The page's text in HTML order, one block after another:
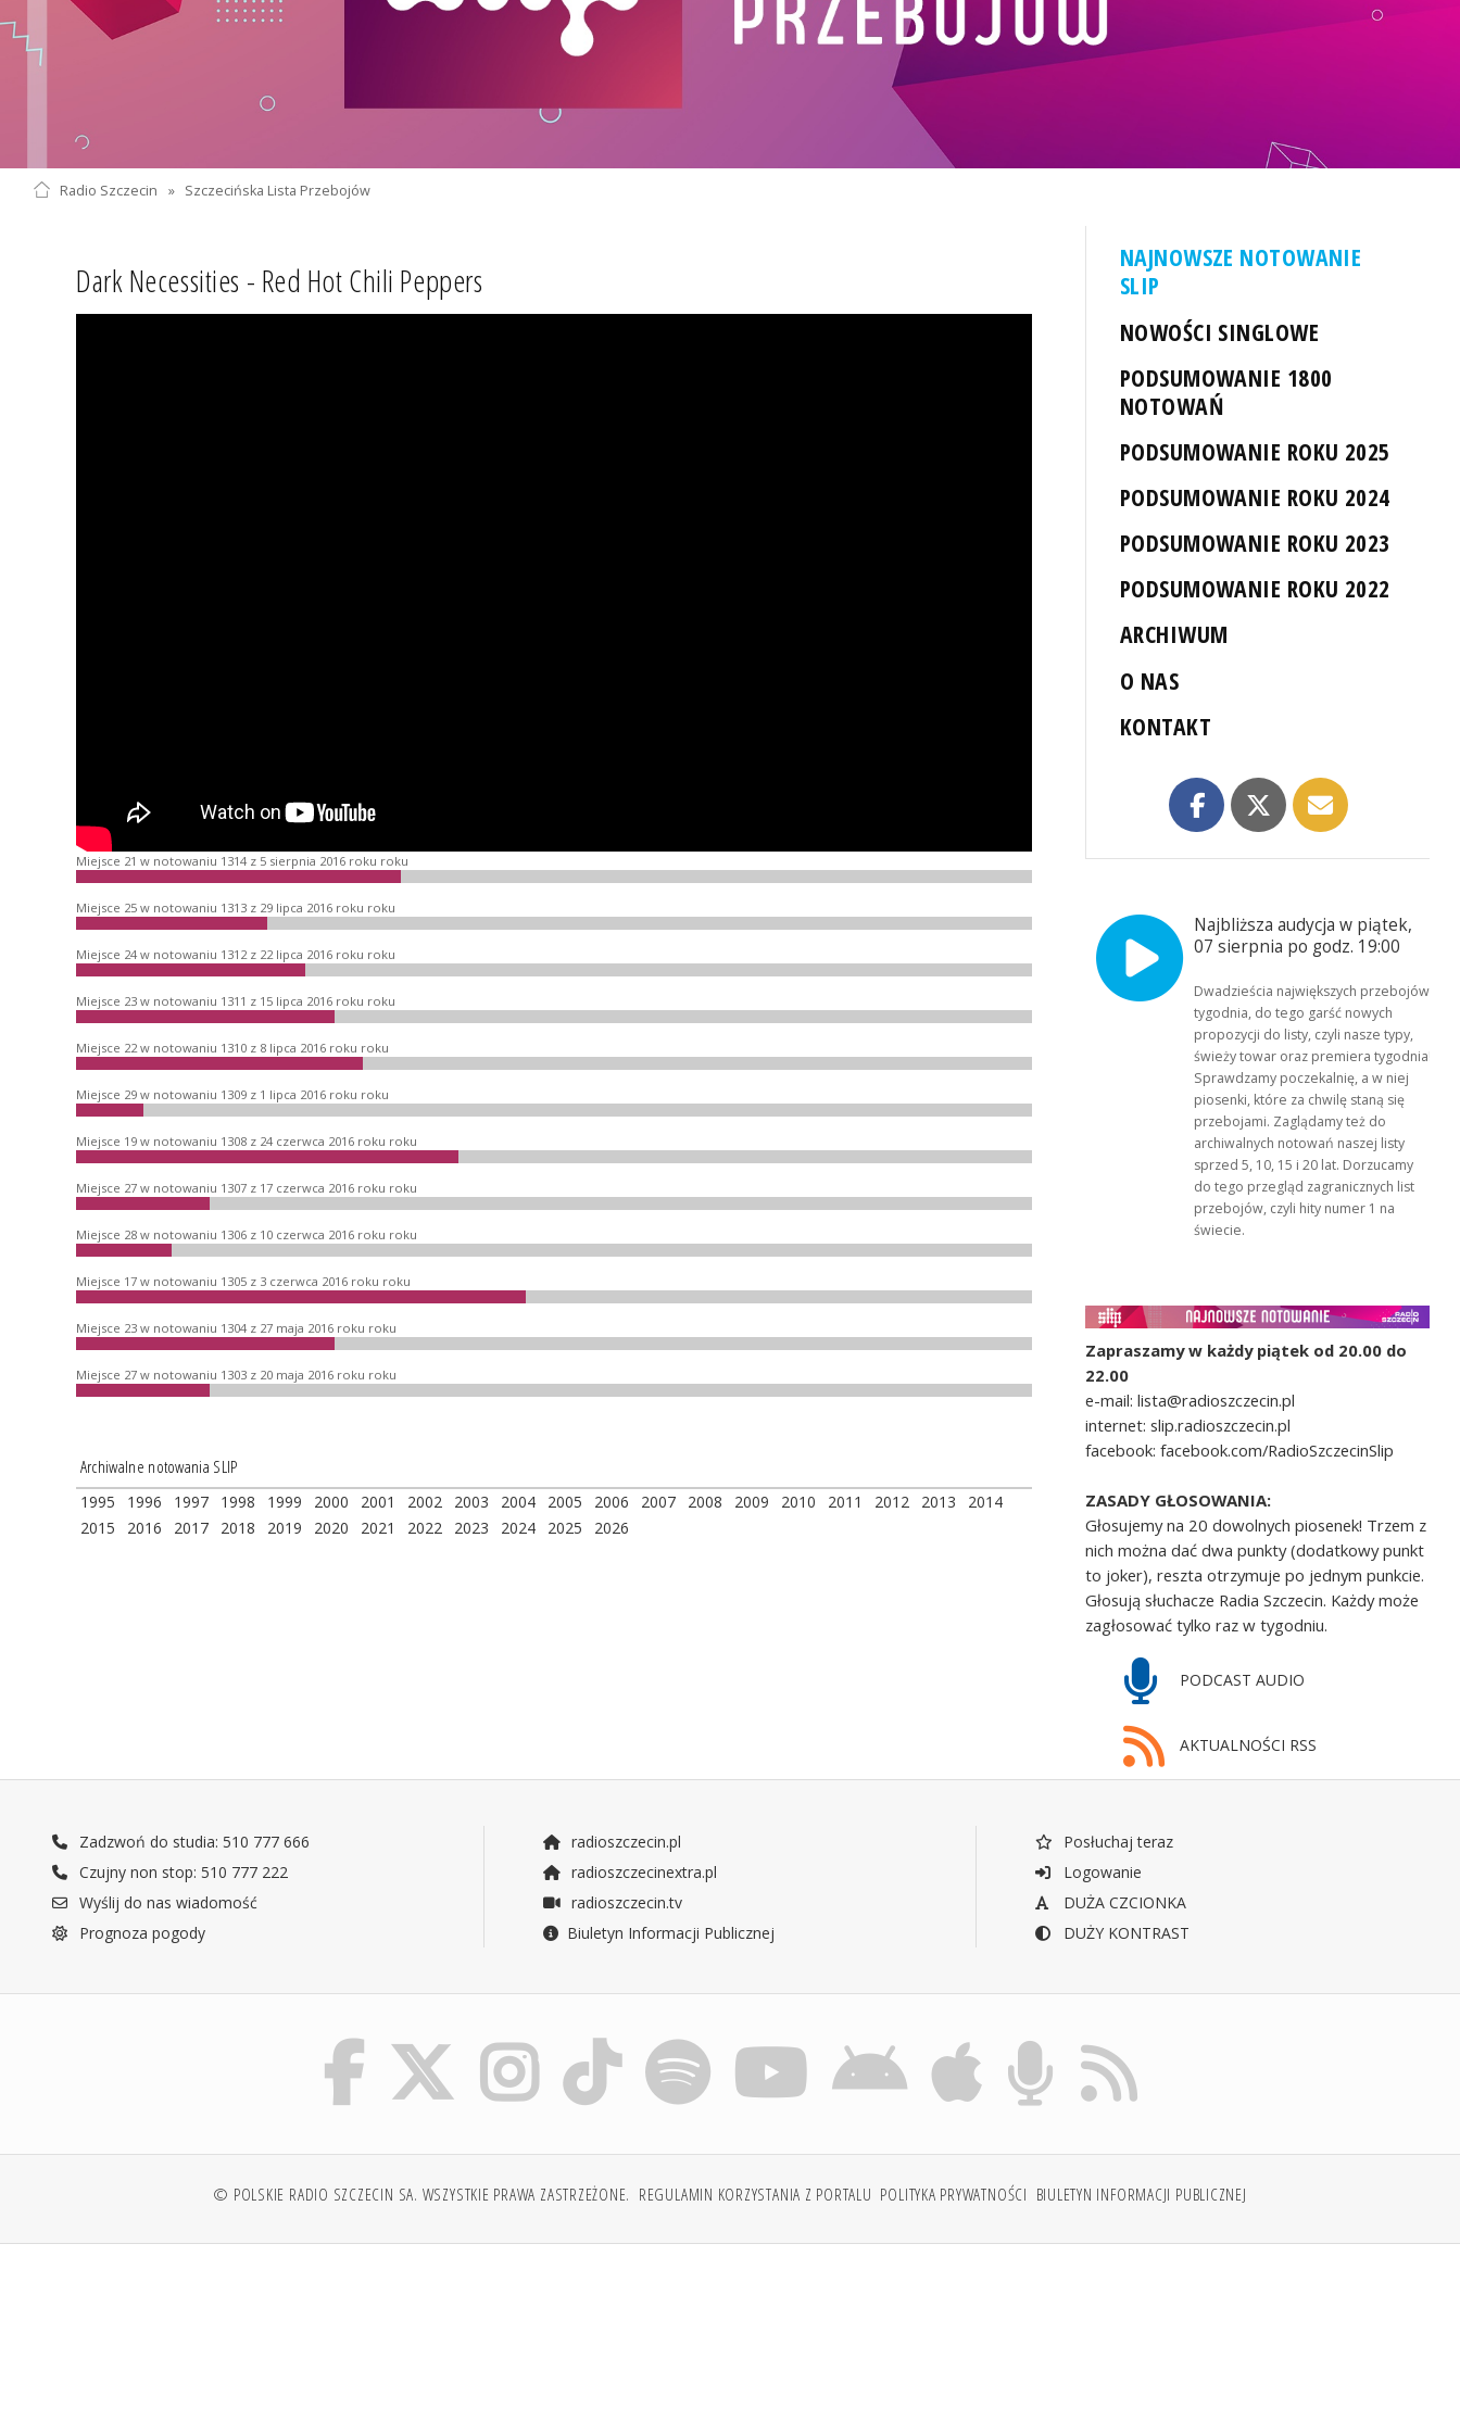
Radio Szczecin » Szczecińska Lista Przebojów
Dark Necessities - Red Hot Chili Peppers
Miejsce 21 w notowaniu 1314 z 5 sierpnia 2016 roku roku
Miejsce 25 w notowaniu 1313 z 29 lipca 2016 roku roku
Miejsce 24 w notowaniu 1312 z 22 lipca 2016 roku roku
Miejsce 23 w notowaniu 1311 z 15 lipca 2016 roku roku
Miejsce 22 w notowaniu 1310 z 8 lipca 2016 roku roku
Miejsce 29 w notowaniu 1309 z 1 lipca 2016 roku roku
Miejsce 19 w notowaniu 1308 z 24 czerwca 2016 roku roku
Miejsce 27 w notowaniu 1307 z 17 czerwca 2016 roku roku
Miejsce 28 w notowaniu 1306 z 10 czerwca 2016 roku roku
Miejsce 17 w notowaniu 1305 z 3 czerwca 2016 roku roku
Miejsce 23 w notowaniu 1304 z 27 maja 2016 roku roku
Miejsce 27 w notowaniu 1303 z 20 maja 2016 roku roku
Archiwalne notowania SLIP
1995 1996 1997 1998 1999 2000 2001 2002 2003 2004 2005 2006 2007 2008 2009 2010 2011 2012 2013
2014
2015
2016 2017 2018 2019 2020 2021 2022 2023 2024 2025 2026
NAJNOWSZE NOTOWANIE
SLIP
NOWOŚCI SINGLOWE
PODSUMOWANIE 1800
NOTOWAŃ
PODSUMOWANIE ROKU 2025
PODSUMOWANIE ROKU 2024
PODSUMOWANIE ROKU 2023
PODSUMOWANIE ROKU 2022
ARCHIWUM
O NAS
KONTAKT
Najbliższa audycja w piątek,
07 sierpnia po godz. 19:00
Dwadzieścia największych przebojów
tygodnia, do tego garść nowych
propozycji do listy, czyli nasze typy,
świeży towar oraz premiera tygodnia!
Sprawdzamy poczekalnię, a w niej
piosenki, które za chwilę staną się
przebojami. Zaglądamy też do
archiwalnych notowań naszej listy
sprzed 5, 10, 15 i 20 lat. Dorzucamy
do tego przegląd zagranicznych list
przebojów, czyli hity numer 1 na
świecie.
Zapraszamy w każdy piątek od 20.00 do
22.00
e-mail: lista@radioszczecin.pl
internet: slip.radioszczecin.pl
facebook: facebook.com/RadioSzczecinSlip
ZASADY GŁOSOWANIA:
Głosujemy na 20 dowolnych piosenek! Trzem z
nich można dać dwa punkty (dodatkowy punkt
to joker), reszta otrzymuje po jednym punkcie.
Głosują słuchacze Radia Szczecin. Każdy może
zagłosować tylko raz w tygodniu.
PODCAST AUDIO
AKTUALNOŚCI RSS
Zadzwoń do studia: 510 777 666
Czujny non stop: 510 777 222
Wyślij do nas wiadomość
Prognoza pogody
radioszczecin.pl
radioszczecinextra.pl
radioszczecin.tv
Biuletyn Informacji Publicznej
Posłuchaj teraz
Logowanie
DUŻA CZCIONKA
DUŻY KONTRAST
© POLSKIE RADIO SZCZECIN SA. WSZYSTKIE PRAWA ZASTRZEŻONE. REGULAMIN KORZYSTANIA Z PORTALU POLITYKA PRYWATNOŚCI BIULETYN INFORMACJI PUBLICZNEJ